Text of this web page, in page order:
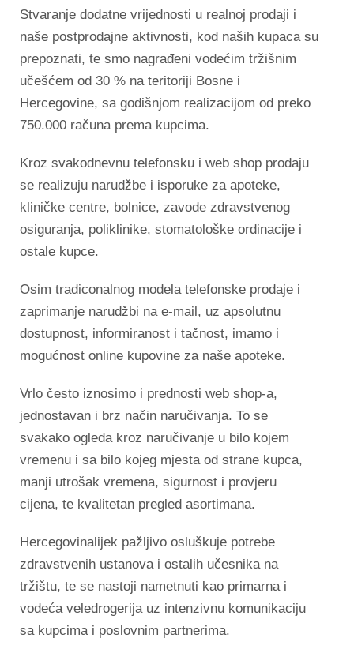
Stvaranje dodatne vrijednosti u realnoj prodaji i
naše postprodajne aktivnosti, kod naših kupaca su
prepoznati, te smo nagrađeni vodećim tržišnim
učešćem od 30 % na teritoriji Bosne i
Hercegovine, sa godišnjom realizacijom od preko
750.000 računa prema kupcima.
Kroz svakodnevnu telefonsku i web shop prodaju
se realizuju narudžbe i isporuke za apoteke,
kliničke centre, bolnice, zavode zdravstvenog
osiguranja, poliklinike, stomatološke ordinacije i
ostale kupce.
Osim tradiconalnog modela telefonske prodaje i
zaprimanje narudžbi na e-mail, uz apsolutnu
dostupnost, informiranost i tačnost, imamo i
mogućnost online kupovine za naše apoteke.
Vrlo često iznosimo i prednosti web shop-a,
jednostavan i brz način naručivanja. To se
svakako ogleda kroz naručivanje u bilo kojem
vremenu i sa bilo kojeg mjesta od strane kupca,
manji utrošak vremena, sigurnost i provjeru
cijena, te kvalitetan pregled asortimana.
Hercegovinalijek pažljivo osluškuje potrebe
zdravstvenih ustanova i ostalih učesnika na
tržištu, te se nastoji nametnuti kao primarna i
vodeća veledrogerija uz intenzivnu komunikaciju
sa kupcima i poslovnim partnerima.